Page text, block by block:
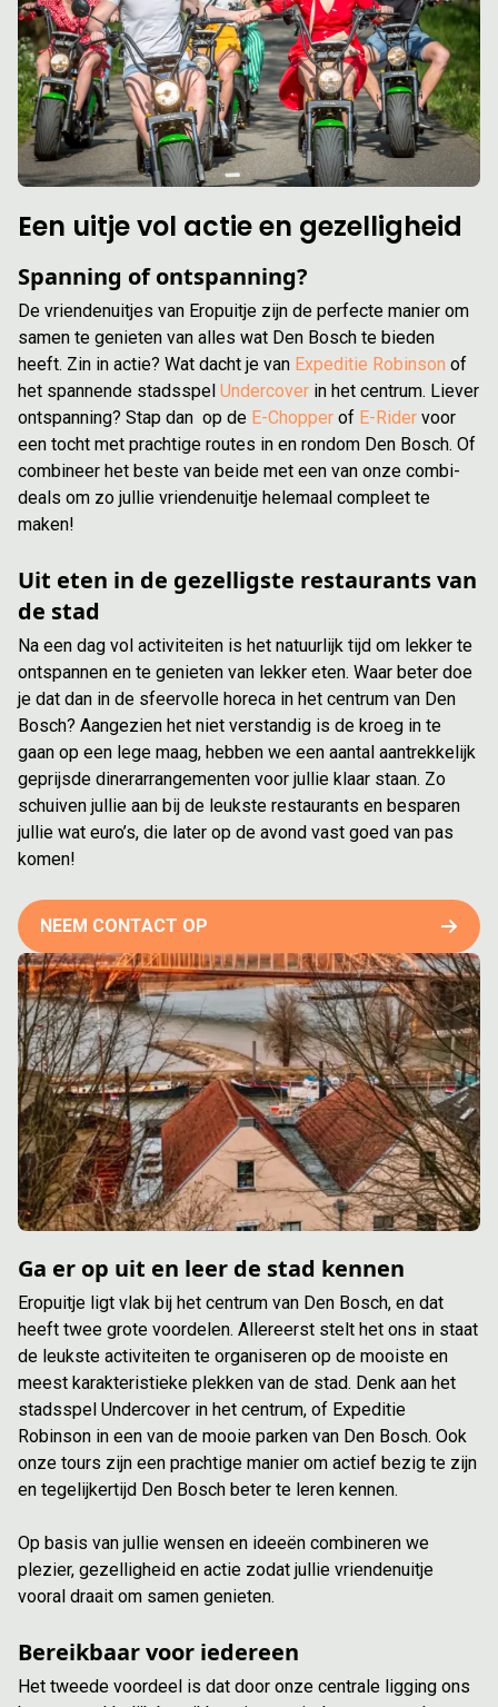
Een uitje vol actie en gezelligheid
Spanning of ontspanning?
De vriendenuitjes van Eropuitje zijn de perfecte manier om
samen te genieten van alles wat Den Bosch te bieden
heeft. Zin in actie? Wat dacht je van Expeditie Robinson of
het spannende stadsspel Undercover in het centrum. Liever
ontspanning? Stap dan op de E-Chopper of E-Rider voor
een tocht met prachtige routes in en rondom Den Bosch. Of
combineer het beste van beide met een van onze combi-
deals om zo jullie vriendenuitje helemaal compleet te
maken!
Uit eten in de gezelligste restaurants van
de stad
Na een dag vol activiteiten is het natuurlijk tijd om lekker te
ontspannen en te genieten van lekker eten. Waar beter doe
je dat dan in de sfeervolle horeca in het centrum van Den
Bosch? Aangezien het niet verstandig is de kroeg in te
gaan op een lege maag, hebben we een aantal aantrekkelijk
geprijsde dinerarrangementen voor jullie klaar staan. Zo
schuiven jullie aan bij de leukste restaurants en besparen
jullie wat euro’s, die later op de avond vast goed van pas
komen!
NEEM CONTACT OP
Ga er op uit en leer de stad kennen
Eropuitje ligt vlak bij het centrum van Den Bosch, en dat
heeft twee grote voordelen. Allereerst stelt het ons in staat
de leukste activiteiten te organiseren op de mooiste en
meest karakteristieke plekken van de stad. Denk aan het
stadsspel Undercover in het centrum, of Expeditie
Robinson in een van de mooie parken van Den Bosch. Ook
onze tours zijn een prachtige manier om actief bezig te zijn
en tegelijkertijd Den Bosch beter te leren kennen.
Op basis van jullie wensen en ideeën combineren we
plezier, gezelligheid en actie zodat jullie vriendenuitje
vooral draait om samen genieten.
Bereikbaar voor iedereen
Het tweede voordeel is dat door onze centrale ligging ons